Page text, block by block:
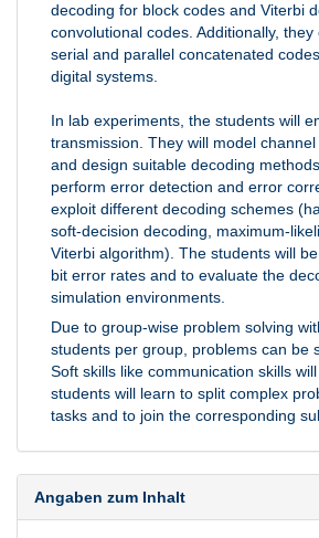
decoding for block codes and Viterbi
convolutional codes. Additionally,
serial and parallel concatenated
digital systems.
In lab experiments, the students will
transmission. They will model
and design suitable decoding
perform error detection and error
exploit different decoding schemes
soft-decision decoding, maximum-
Viterbi algorithm). The students will
bit error rates and to evaluate the
simulation environments.
Due to group-wise problem solving
students per group, problems can be
Soft skills like communication skills
students will learn to split complex
tasks and to join the corresponding
Angaben zum Inhalt